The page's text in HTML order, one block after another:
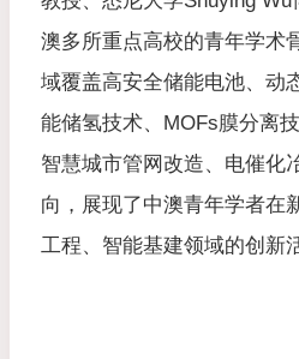
澳多所重点高校的青年学术
域覆盖高安全储能电池、动
能储氢技术、MOFs膜分离
智慧城市管网改造、电催化
向，展现了中澳青年学者在
工程、智能基建领域的创新